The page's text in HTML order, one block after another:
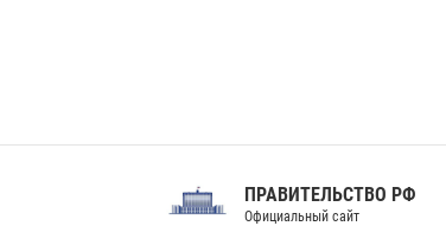
ПРАВИТЕЛЬСТВО РФ
Официальный сайт